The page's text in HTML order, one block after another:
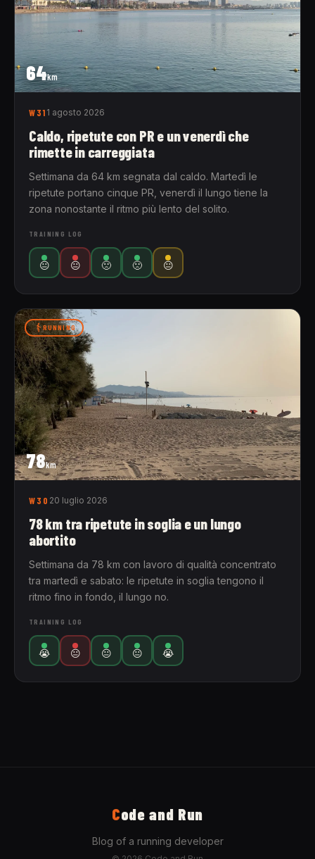
64km
W31 1 agosto 2026
Caldo, ripetute con PR e un venerdì che
rimette in carreggiata
Settimana da 64 km segnata dal caldo. Martedì le
ripetute portano cinque PR, venerdì il lungo tiene la
zona nonostante il ritmo più lento del solito.
TRAINING LOG
😐 😐 🙁 🙁 😐
78km
RUNNING
W30 20 luglio 2026
78 km tra ripetute in soglia e un lungo
abortito
Settimana da 78 km con lavoro di qualità concentrato
tra martedì e sabato: le ripetute in soglia tengono il
ritmo fino in fondo, il lungo no.
TRAINING LOG
😭 😐 😐 😐 😭
Code and Run
Blog of a running developer